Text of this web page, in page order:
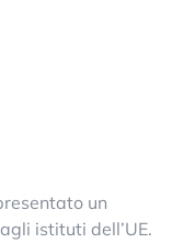
un
istituti dell’UE.